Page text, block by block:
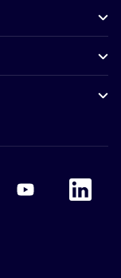
Accor Youtube
Accor